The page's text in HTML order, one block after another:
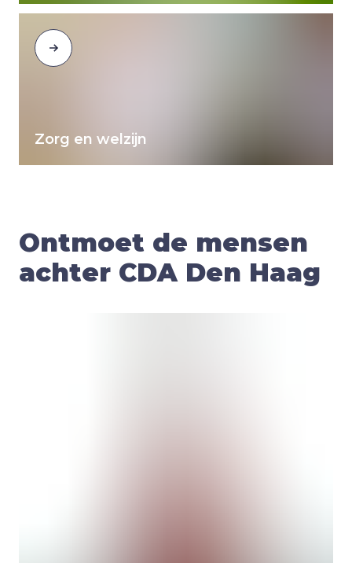
Zorg en welzijn
Ontmoet de mensen
achter CDA Den Haag